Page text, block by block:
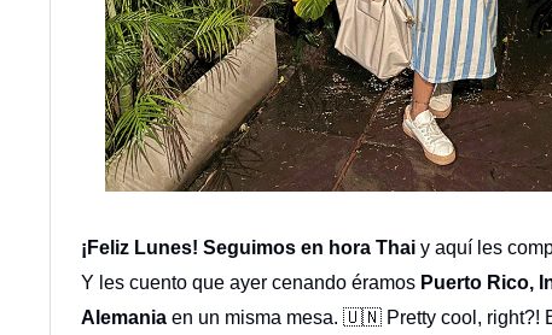
¡Feliz Lunes! Seguimos en hora Thai y aquí les
Y les cuento que ayer cenando éramos Puerto Rico,
Alemania en un misma mesa. 🇺🇳 Pretty cool, right?!